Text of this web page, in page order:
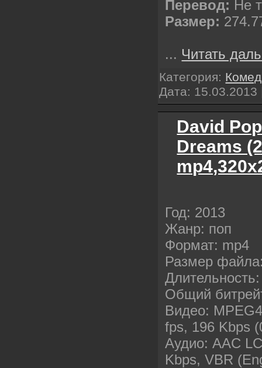
Перевод: Не
Размер:
... Читать
Категория:
Дата: 15.03.2013
David
Dreams
Год: 2013
Жанр: поп
Формат: mp4
Размер
Общий
Видео:
fps, 196 Kbps
Аудио: AAC
Kbps, VBR